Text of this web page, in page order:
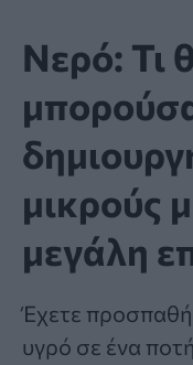
Νερό: Τι
μικρούς
μεγάλη
Έχετε
υγρό σε ένα